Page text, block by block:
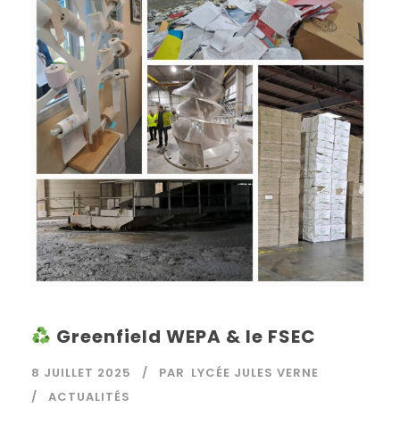
Greenfield WEPA & le FSEC
8 JUILLET 2025 PAR LYCÉE JULES VERNE
ACTUALITÉS